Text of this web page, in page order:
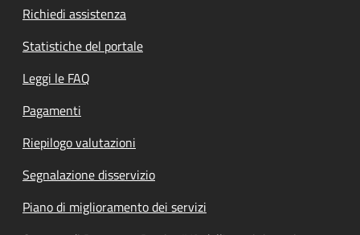
Richiedi assistenza
Statistiche del portale
Leggi le FAQ
Pagamenti
Riepilogo valutazioni
Segnalazione disservizio
Piano di miglioramento dei servizi